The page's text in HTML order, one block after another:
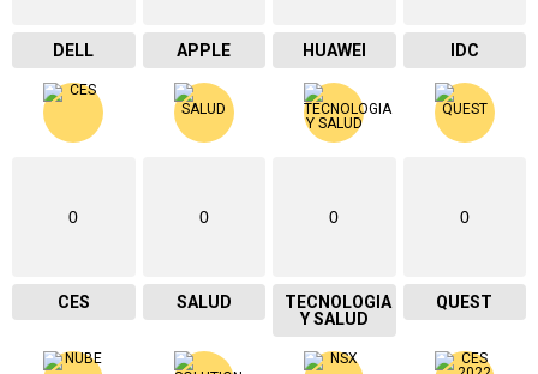
DELL APPLE HUAWEI IDC
0
CES
0
SALUD
0
TECNOLOGIA
Y SALUD
0
QUEST